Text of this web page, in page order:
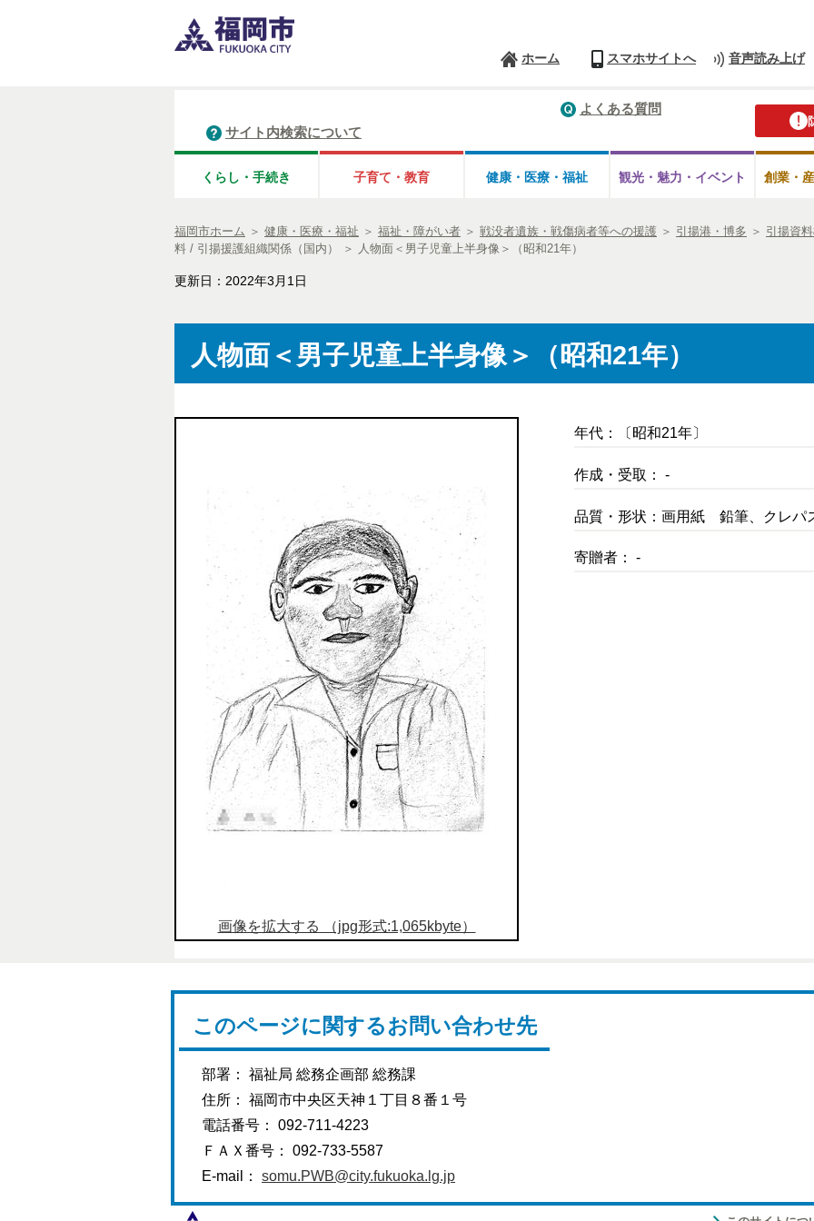
ホーム スマホサイトへ 音声読み上げ
よくある質問
サイト内検索について
くらし・手続き 子育て・教育 健康・医療・ 福祉 観光・魅力・ イベント 創業・
福岡市ホーム ＞ 健康・医療・福祉 ＞ 福祉・障がい者 ＞ 戦没者遺族・戦傷病者等への援護 ＞ 引揚港・博多 ＞ 引揚資
料 / 引揚援護組織関係（国内）
＞ 人物面＜男子児童上半身像＞（昭和21年）
更新日：2022年3月1日
人物面＜男子児童上半身像＞（昭和21年）
画像を拡大する （jpg形式:1,065kbyte）
年代：〔昭和21年〕
作成・受取： -
品質・形状：画用紙 鉛筆、クレパ
寄贈者： -
このページに関するお問い合わせ先
部署： 福祉局 総務企画部 総務課
住所： 福岡市中央区天神１丁目８番１号
電話番号： 092-711-4223
ＦＡＸ番号： 092-733-5587
E-mail： somu.PWB@city.fukuoka.lg.jp